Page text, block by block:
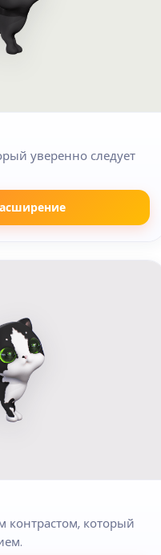
уверенно следует
контрастом, который